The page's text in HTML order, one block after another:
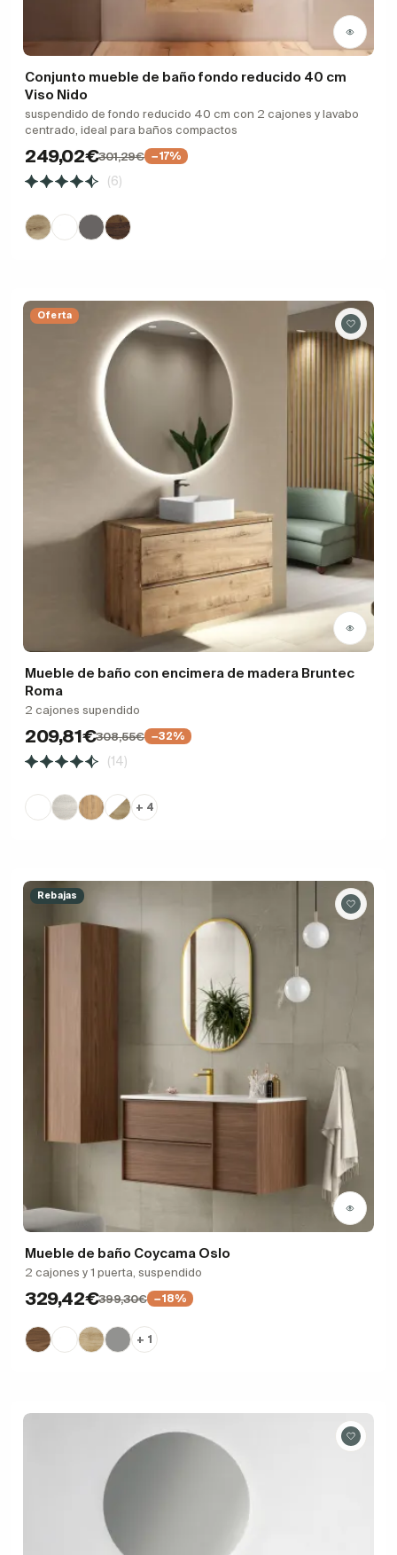
Conjunto mueble de baño fondo reducido 40 cm
Viso Nido
suspendido de fondo reducido 40 cm con 2 cajones y lavabo
centrado, ideal para baños compactos
249,02€301,29€ −17%
(6)
Oferta
Mueble de baño con encimera de madera Bruntec
Roma
2 cajones supendido
209,81€308,55€ −32%
(14)
+ 4
Rebajas
Mueble de baño Coycama Oslo
2 cajones y 1 puerta, suspendido
329,42€399,30€ −18%
+ 1